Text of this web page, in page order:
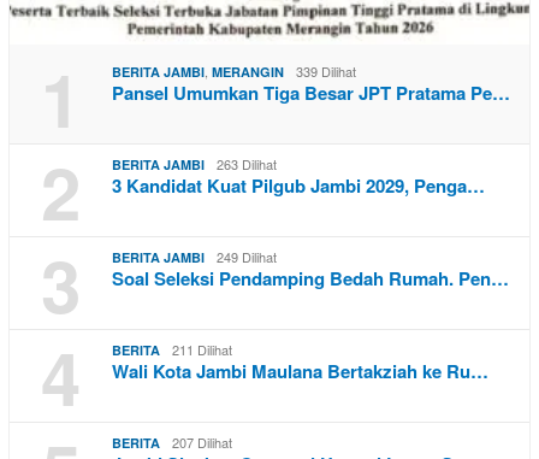
1 BERITA JAMBI, MERANGIN 339 Dilihat
Pansel Umumkan Tiga Besar JPT Pratama Pe…
2 BERITA JAMBI 263 Dilihat
3 Kandidat Kuat Pilgub Jambi 2029, Penga…
3 BERITA JAMBI 249 Dilihat
Soal Seleksi Pendamping Bedah Rumah. Pen…
4 BERITA 211 Dilihat
Wali Kota Jambi Maulana Bertakziah ke Ru…
BERITA 207 Dilihat